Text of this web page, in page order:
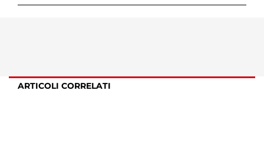
ARTICOLI CORRELATI